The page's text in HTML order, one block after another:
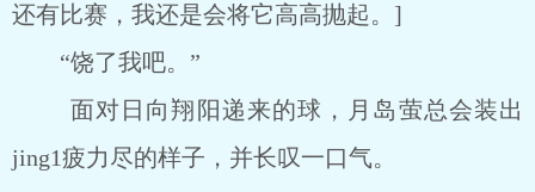
还有比赛，我还是会将它高高抛起。]
“饶了我吧。”
面对日向翔阳递来的球，月岛萤总会装出
jing1疲力尽的样子，并长叹一口气。